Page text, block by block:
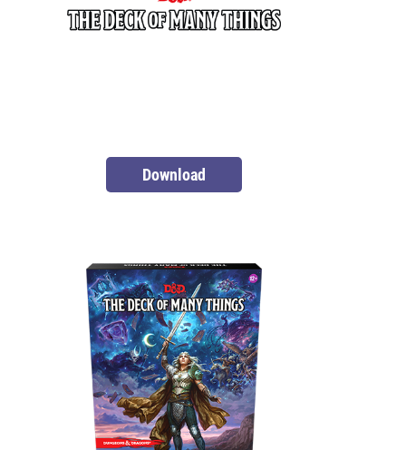
Download